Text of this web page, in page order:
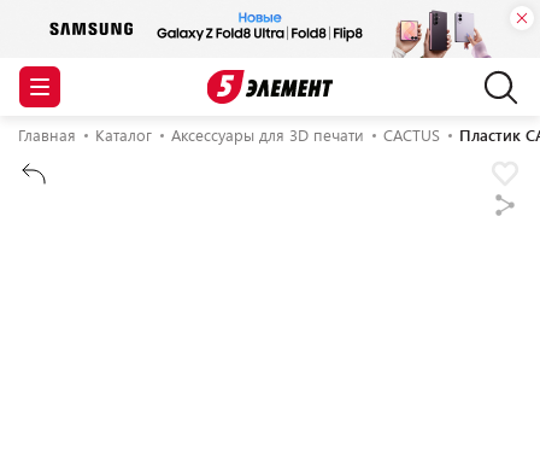
Главная Каталог Аксессуары для 3D печати CACTUS Пластик